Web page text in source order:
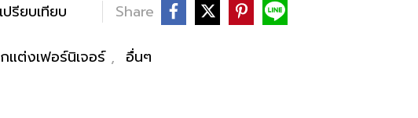
เปรียบเทียบ Share
ต่งเฟอร์นิเจอร์ , อื่นๆ